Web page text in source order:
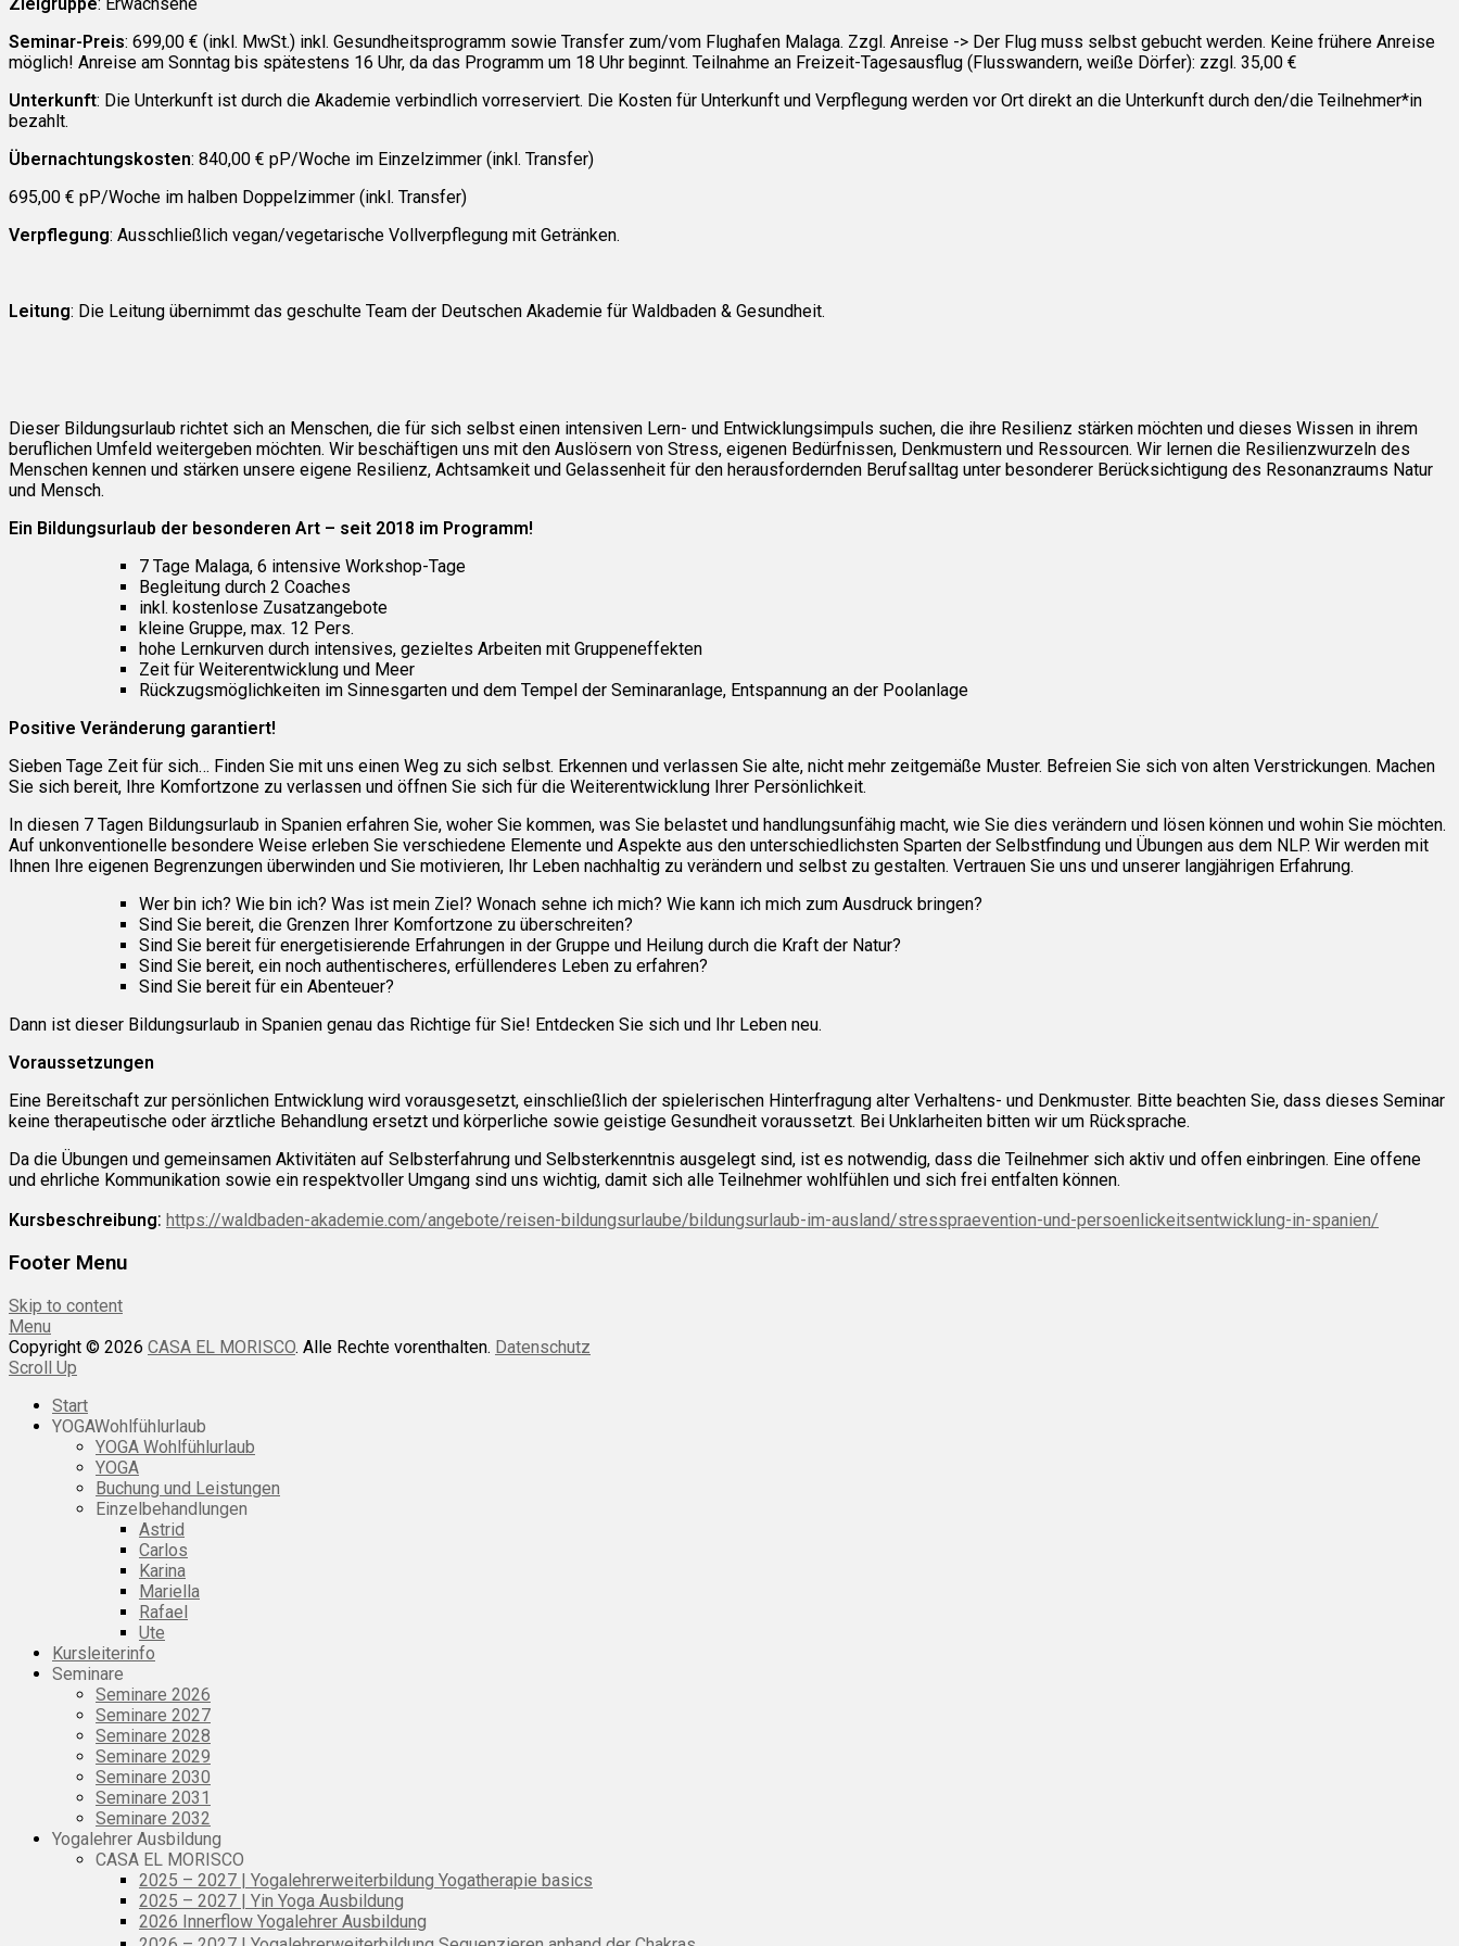
Seminar-Preis: 699,00 € (inkl. MwSt.) inkl. Gesundheitsprogramm sowie Transfer zum/vom Flughafen Malaga. Zzgl. Anreise -> Der Flug muss selbst gebucht werden. Keine frühere Anreise
möglich! Anreise am Sonntag bis spätestens 16 Uhr, da das Programm um 18 Uhr beginnt. Teilnahme an Freizeit-Tagesausflug (Flusswandern, weiße Dörfer): zzgl. 35,00 €
Unterkunft: Die Unterkunft ist durch die Akademie verbindlich vorreserviert. Die Kosten für Unterkunft und Verpflegung werden vor Ort direkt an die Unterkunft durch den/die Teilnehmer*in
bezahlt.
Übernachtungskosten: 840,00 € pP/Woche im Einzelzimmer (inkl. Transfer)
695,00 € pP/Woche im halben Doppelzimmer (inkl. Transfer)
Verpflegung: Ausschließlich vegan/vegetarische Vollverpflegung mit Getränken.
Leitung: Die Leitung übernimmt das geschulte Team der Deutschen Akademie für Waldbaden & Gesundheit.
Dieser Bildungsurlaub richtet sich an Menschen, die für sich selbst einen intensiven Lern- und Entwicklungsimpuls suchen, die ihre Resilienz stärken möchten und dieses Wissen in ihrem
beruflichen Umfeld weitergeben möchten. Wir beschäftigen uns mit den Auslösern von Stress, eigenen Bedürfnissen, Denkmustern und Ressourcen. Wir lernen die Resilienzwurzeln des
Menschen kennen und stärken unsere eigene Resilienz, Achtsamkeit und Gelassenheit für den herausfordernden Berufsalltag unter besonderer Berücksichtigung des Resonanzraums Natur
und Mensch.
Ein Bildungsurlaub der besonderen Art – seit 2018 im Programm!
7 Tage Malaga, 6 intensive Workshop-Tage
Begleitung durch 2 Coaches
inkl. kostenlose Zusatzangebote
kleine Gruppe, max. 12 Pers.
hohe Lernkurven durch intensives, gezieltes Arbeiten mit Gruppeneffekten
Zeit für Weiterentwicklung und Meer
Rückzugsmöglichkeiten im Sinnesgarten und dem Tempel der Seminaranlage, Entspannung an der Poolanlage
Positive Veränderung garantiert!
Sieben Tage Zeit für sich… Finden Sie mit uns einen Weg zu sich selbst. Erkennen und verlassen Sie alte, nicht mehr zeitgemäße Muster. Befreien Sie sich von alten Verstrickungen. Machen
Sie sich bereit, Ihre Komfortzone zu verlassen und öffnen Sie sich für die Weiterentwicklung Ihrer Persönlichkeit.
In diesen 7 Tagen Bildungsurlaub in Spanien erfahren Sie, woher Sie kommen, was Sie belastet und handlungsunfähig macht, wie Sie dies verändern und lösen können und wohin Sie möchten.
Auf unkonventionelle besondere Weise erleben Sie verschiedene Elemente und Aspekte aus den unterschiedlichsten Sparten der Selbstfindung und Übungen aus dem NLP. Wir werden mit
Ihnen Ihre eigenen Begrenzungen überwinden und Sie motivieren, Ihr Leben nachhaltig zu verändern und selbst zu gestalten. Vertrauen Sie uns und unserer langjährigen Erfahrung.
Wer bin ich? Wie bin ich? Was ist mein Ziel? Wonach sehne ich mich? Wie kann ich mich zum Ausdruck bringen?
Sind Sie bereit, die Grenzen Ihrer Komfortzone zu überschreiten?
Sind Sie bereit für energetisierende Erfahrungen in der Gruppe und Heilung durch die Kraft der Natur?
Sind Sie bereit, ein noch authentischeres, erfüllenderes Leben zu erfahren?
Sind Sie bereit für ein Abenteuer?
Dann ist dieser Bildungsurlaub in Spanien genau das Richtige für Sie! Entdecken Sie sich und Ihr Leben neu.
Voraussetzungen
Eine Bereitschaft zur persönlichen Entwicklung wird vorausgesetzt, einschließlich der spielerischen Hinterfragung alter Verhaltens- und Denkmuster. Bitte beachten Sie, dass dieses Seminar
keine therapeutische oder ärztliche Behandlung ersetzt und körperliche sowie geistige Gesundheit voraussetzt. Bei Unklarheiten bitten wir um Rücksprache.
Da die Übungen und gemeinsamen Aktivitäten auf Selbsterfahrung und Selbsterkenntnis ausgelegt sind, ist es notwendig, dass die Teilnehmer sich aktiv und offen einbringen. Eine offene
und ehrliche Kommunikation sowie ein respektvoller Umgang sind uns wichtig, damit sich alle Teilnehmer wohlfühlen und sich frei entfalten können.
Kursbeschreibung: https://waldbaden-akademie.com/angebote/reisen-bildungsurlaube/bildungsurlaub-im-ausland/stresspraevention-und-persoenlickeitsentwicklung-in-spanien/
Footer Menu
Skip to content
Menu
Copyright © 2026 CASA EL MORISCO. Alle Rechte vorenthalten. Datenschutz
Scroll Up
Start
YOGAWohlfühlurlaub
YOGA Wohlfühlurlaub
YOGA
Buchung und Leistungen
Einzelbehandlungen
Astrid
Carlos
Karina
Mariella
Rafael
Ute
Kursleiterinfo
Seminare
Seminare 2026
Seminare 2027
Seminare 2028
Seminare 2029
Seminare 2030
Seminare 2031
Seminare 2032
Yogalehrer Ausbildung
CASA EL MORISCO
2025 – 2027 | Yogalehrerweiterbildung Yogatherapie basics
2025 – 2027 | Yin Yoga Ausbildung
2026 Innerflow Yogalehrer Ausbildung